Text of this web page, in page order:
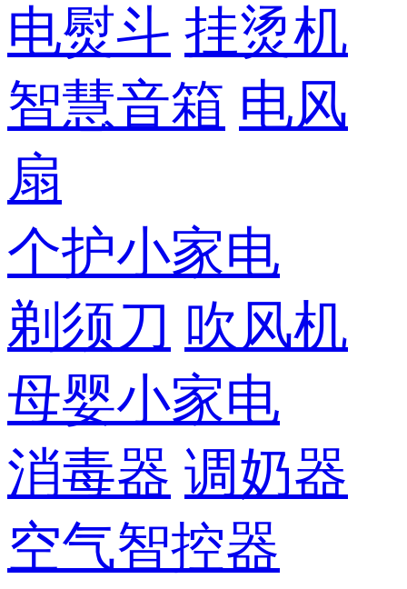
电熨斗 挂烫机
智慧音箱 电风
扇
个护小家电
剃须刀 吹风机
母婴小家电
消毒器 调奶器
空气智控器